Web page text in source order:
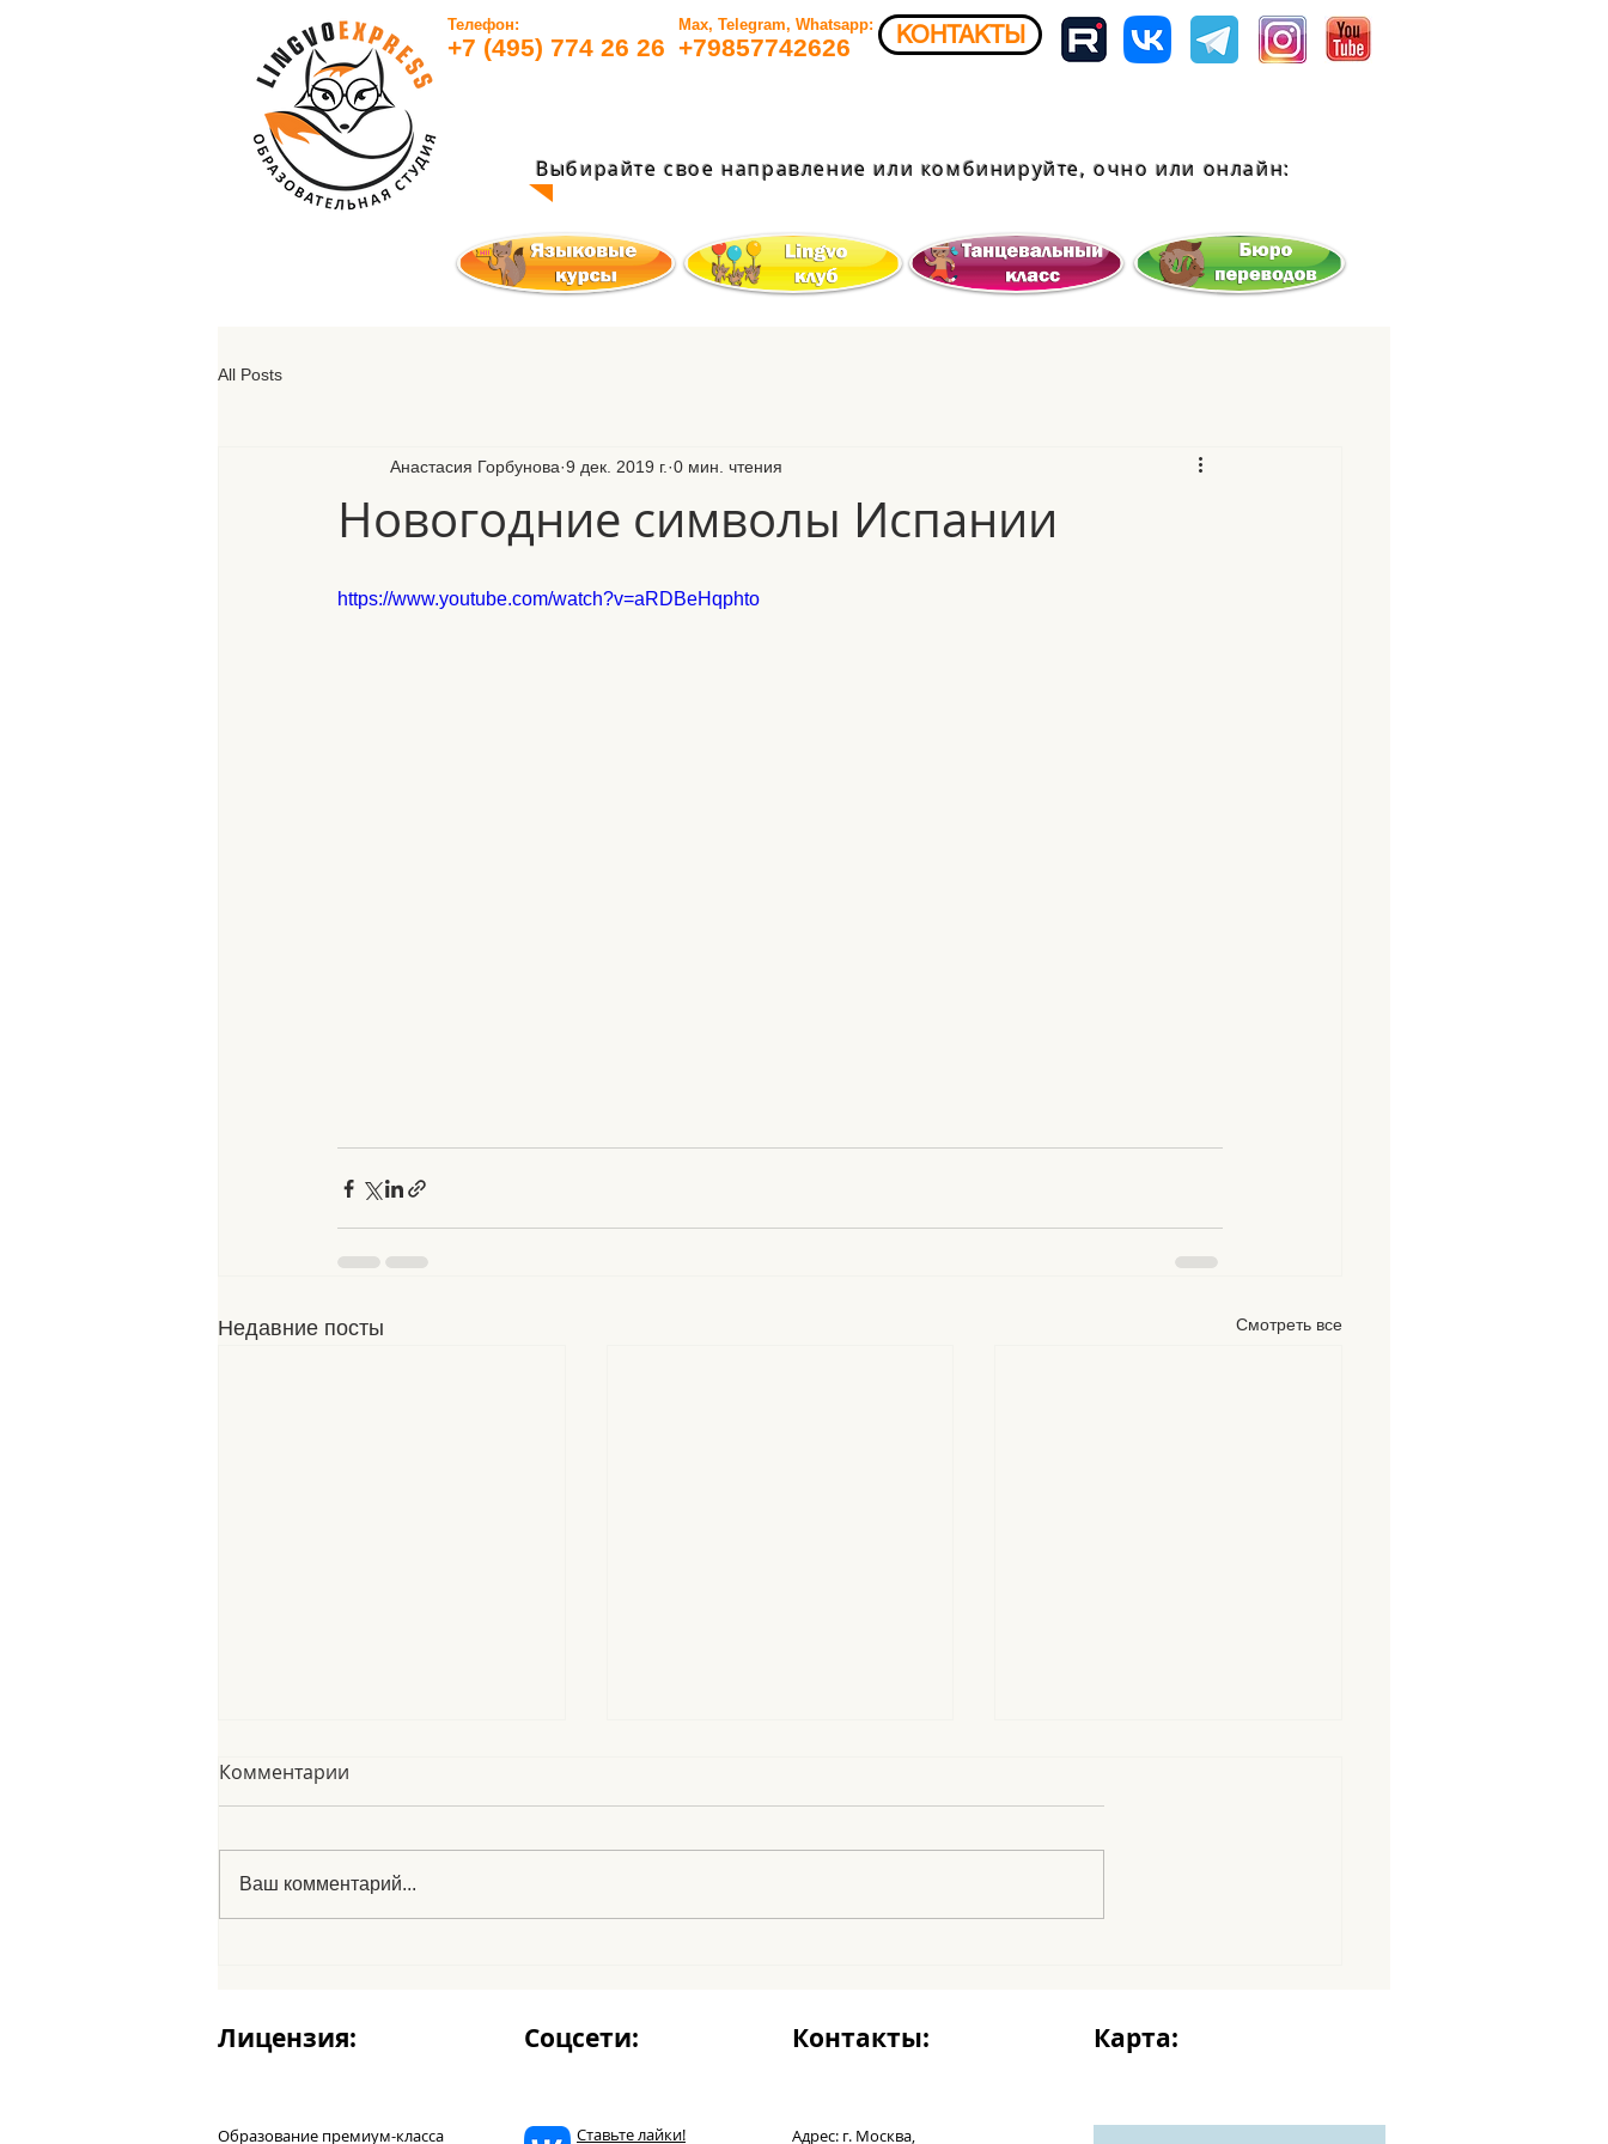
Телефон:
+7 (495) 774 26 26​
Max, Telegram, Whatsapp:
+79857742626​ КОНТАКТЫ
Выбирайте свое направление или комбинируйте, очно или онлайн:
All Posts
Новогодние символы Испании
Анастасия Горбунова 9 дек. 2019 г. 0 мин. чтения
https://www.youtube.com/watch?v=aRDBeHqphto
Недавние посты Смотреть все
Le fabole españole
Le Noel
Комментарии
Ваш комментарий...
Лицензия: Соцсети: Контакты: Карта:
Образование премиум-класса Ставьте лайки! Адрес: г. Москва,